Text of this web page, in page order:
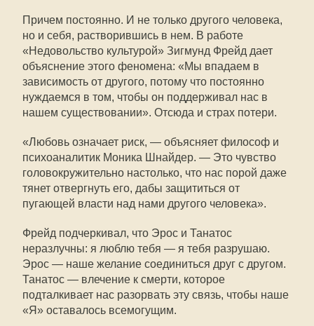
Причем постоянно. И не только другого человека,
но и себя, растворившись в нем. В работе
«Недовольство культурой» Зигмунд Фрейд дает
объяснение этого феномена: «Мы впадаем в
зависимость от другого, потому что постоянно
нуждаемся в том, чтобы он поддерживал нас в
нашем существовании». Отсюда и страх потери.
«Любовь означает риск, — объясняет философ и
психоаналитик Моника Шнайдер. — Это чувство
головокружительно настолько, что нас порой даже
тянет отвергнуть его, дабы защититься от
пугающей власти над нами другого человека».
Фрейд подчеркивал, что Эрос и Танатос
неразлучны: я люблю тебя — я тебя разрушаю.
Эрос — наше желание соединиться друг с другом.
Танатос — влечение к смерти, которое
подталкивает нас разорвать эту связь, чтобы наше
«Я» оставалось всемогущим.